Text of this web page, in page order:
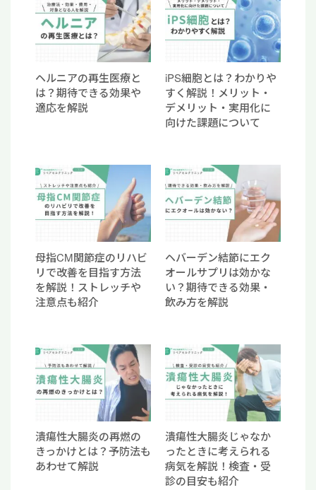
ヘルニアの再生医療と
は？期待できる効果や
適応を解説
iPS細胞とは？わかりや
すく解説！メリット・
デメリット・実用化に
向けた課題について
母指CM関節症のリハビ
リで改善を目指す方法
を解説！ストレッチや
注意点も紹介
ヘバーデン結節にエク
オールサプリは効かな
い？期待できる効果・
飲み方を解説
潰瘍性大腸炎の再燃の
きっかけとは？予防法も
あわせて解説
潰瘍性大腸炎じゃなか
ったときに考えられる
病気を解説！検査・受
診の目安も紹介